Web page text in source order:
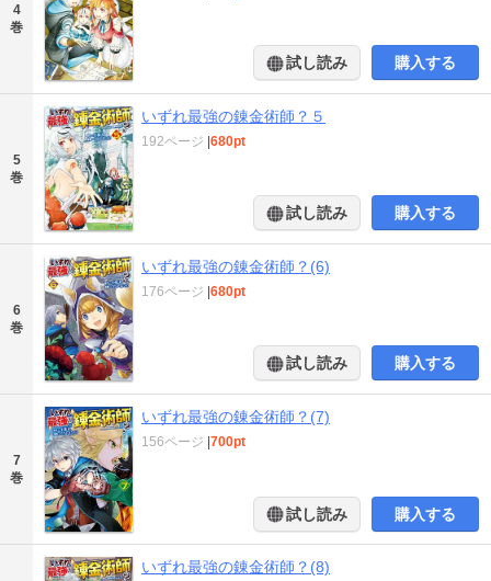
4
巻
試し読み 購入する
5
巻
いずれ最強の錬金術師？５
192ページ |680pt
試し読み 購入する
6
巻
いずれ最強の錬金術師？(6)
176ページ |680pt
試し読み 購入する
7
巻
いずれ最強の錬金術師？(7)
156ページ |700pt
試し読み 購入する
いずれ最強の錬金術師？(8)